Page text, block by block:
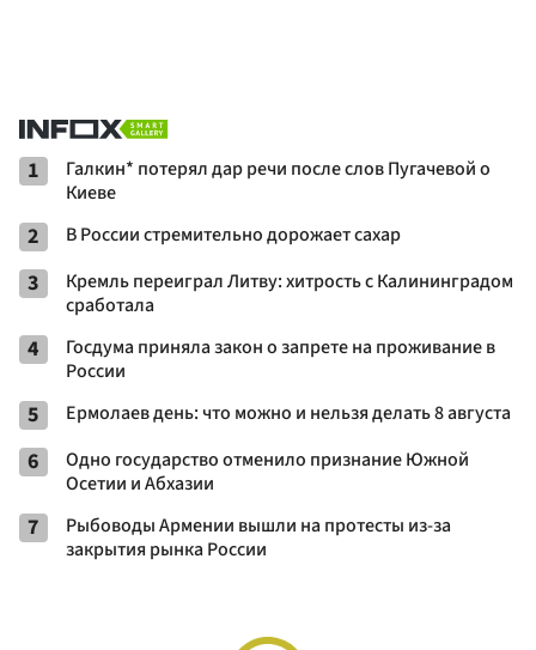
1
Галкин* потерял дар речи после слов Пугачевой о
Киеве
2 В России стремительно дорожает сахар
3
Кремль переиграл Литву: хитрость с Калининградом
сработала
4
Госдума приняла закон о запрете на проживание в
России
5 Ермолаев день: что можно и нельзя делать 8 августа
6
Одно государство отменило признание Южной
Осетии и Абхазии
7
Рыбоводы Армении вышли на протесты из-за
закрытия рынка России